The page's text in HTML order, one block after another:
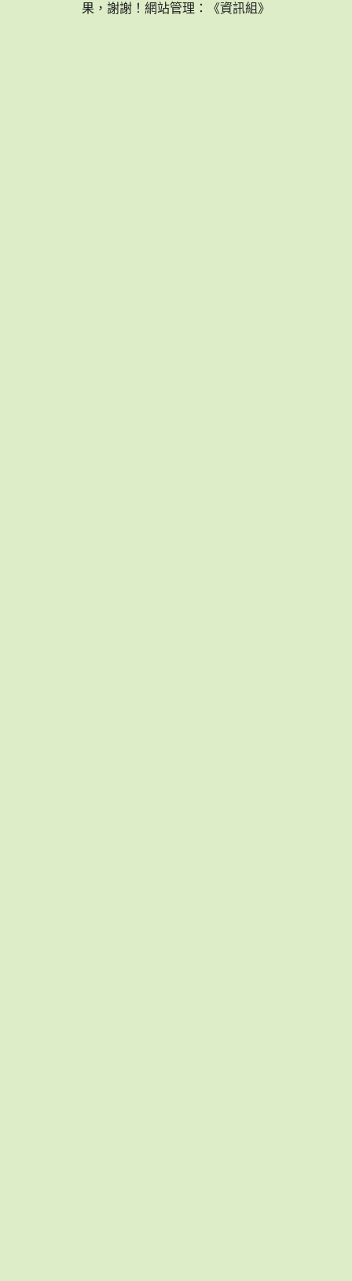
果，謝謝！網站管理：《資訊組》